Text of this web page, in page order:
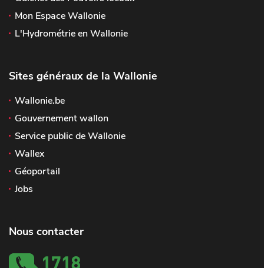
Mon Espace Wallonie
L'Hydrométrie en Wallonie
Sites généraux de la Wallonie
Wallonie.be
Gouvernement wallon
Service public de Wallonie
Wallex
Géoportail
Jobs
Nous contacter